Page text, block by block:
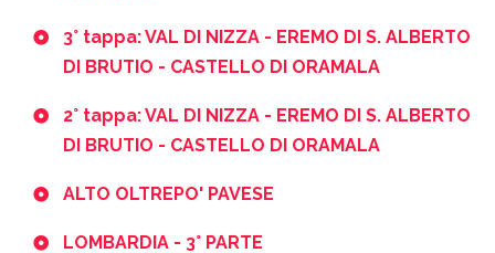
3° tappa: VAL DI NIZZA - EREMO DI S. ALBERTO
DI BRUTIO - CASTELLO DI ORAMALA
2° tappa: VAL DI NIZZA - EREMO DI S. ALBERTO
DI BRUTIO - CASTELLO DI ORAMALA
ALTO OLTREPO' PAVESE
LOMBARDIA - 3° PARTE